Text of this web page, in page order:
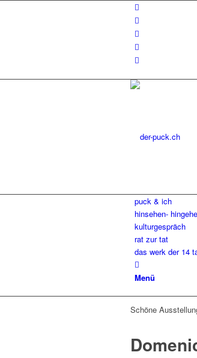
puck & ich
hinsehen-
kulturgespräch
rat zur tat
das werk der 14
Menü
Schöne